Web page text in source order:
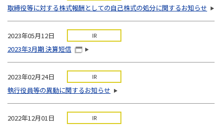
取締役等に対する株式報酬としての自己株式の処分に関するお知らせ
2023年05月12日 IR
2023年3月期 決算短信
2023年02月24日 IR
執行役員等の異動に関するお知らせ
2022年12月01日 IR